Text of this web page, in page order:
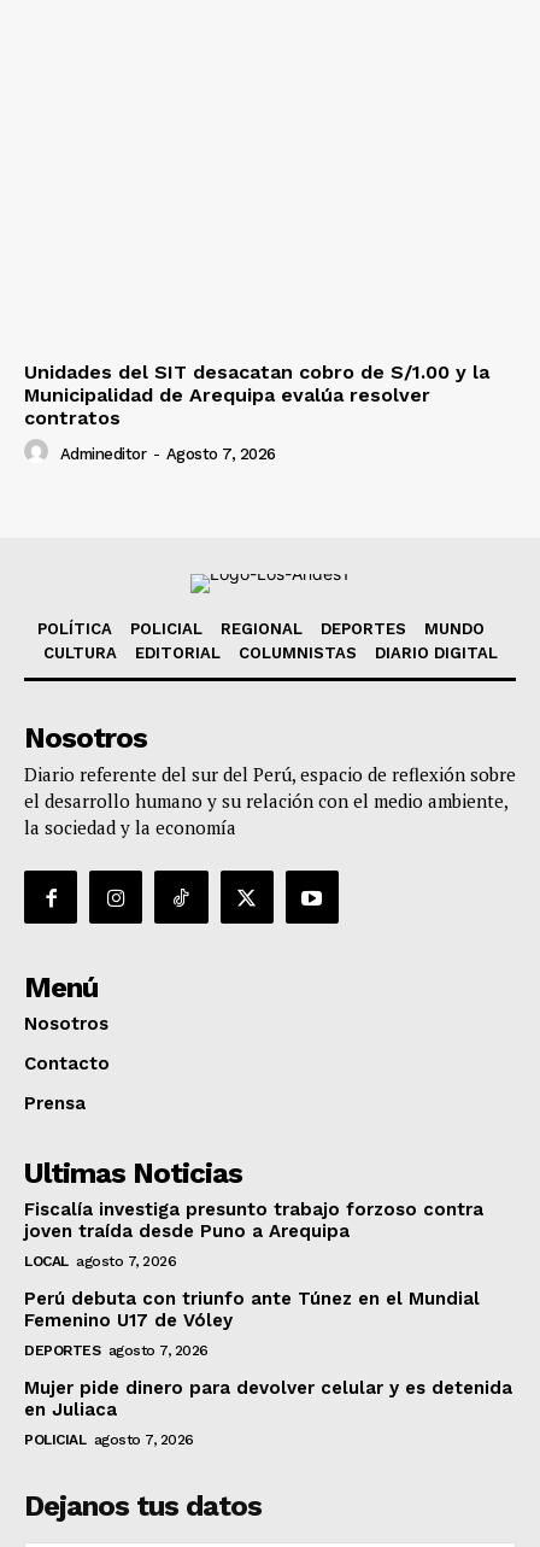
Unidades del SIT desacatan cobro de S/1.00 y la
Municipalidad de Arequipa evalúa resolver
contratos
Admineditor - Agosto 7, 2026
POLÍTICA POLICIAL REGIONAL DEPORTES
MUNDO
CULTURA
EDITORIAL COLUMNISTAS DIARIO DIGITAL
Nosotros
Diario referente del sur del Perú, espacio de reflexión sobre
el desarrollo humano y su relación con el medio ambiente,
la sociedad y la economía
Menú
Nosotros
Contacto
Prensa
Ultimas Noticias
Fiscalía investiga presunto trabajo forzoso contra
joven traída desde Puno a Arequipa
LOCAL agosto 7, 2026
Perú debuta con triunfo ante Túnez en el Mundial
Femenino U17 de Vóley
DEPORTES agosto 7, 2026
Mujer pide dinero para devolver celular y es detenida
en Juliaca
POLICIAL agosto 7, 2026
Dejanos tus datos